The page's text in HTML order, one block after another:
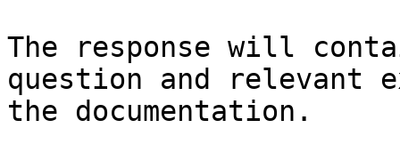
The response will
question and relevant
the documentation.